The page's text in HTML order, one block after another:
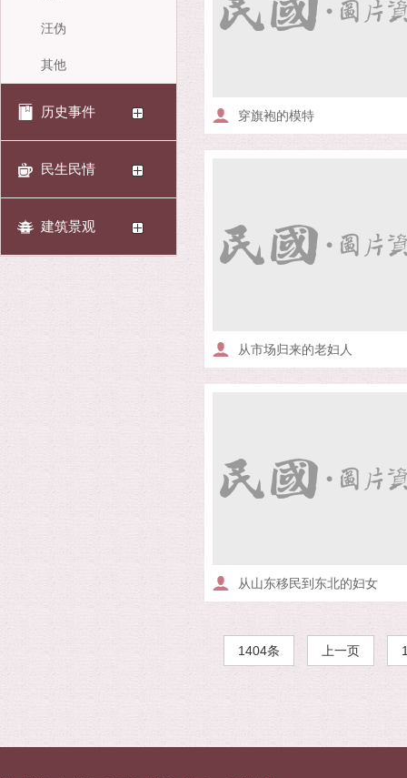
汪伪
其他
历史事件
民生民情
建筑景观
穿旗袍的模特
从市场归来的老妇人
从山东移民到东北的妇女
1404条 上一页